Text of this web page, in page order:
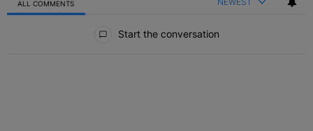
ALL COMMENTS
Start the conversation